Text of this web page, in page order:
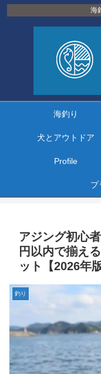
海
海釣り
犬とアウトドア
Profile
プ
アジング初心
円以内で揃え
ット【2026年版
釣り